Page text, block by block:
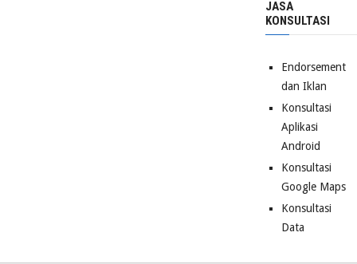
JASA
KONSULTASI
Endorsement
dan Iklan
Konsultasi
Aplikasi
Android
Konsultasi
Google Maps
Konsultasi
Data